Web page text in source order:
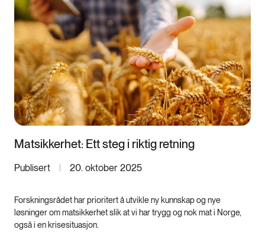
Matsikkerhet: Ett steg i riktig retning
Forskningsrådet har prioritert å utvikle ny kunnskap og nye
løsninger om matsikkerhet slik at vi har trygg og nok mat i Norge,
også i en krisesituasjon.
Publisert 20. oktober 2025